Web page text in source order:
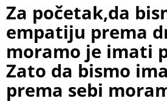
Za početak,da
empatiju prema
moramo je imati
Zato da bismo
prema sebi